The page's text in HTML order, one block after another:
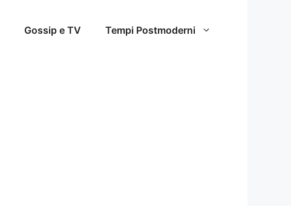
Gossip e TV Tempi Postmoderni